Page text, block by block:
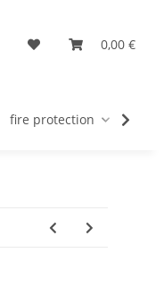
0,00 €
fire protection